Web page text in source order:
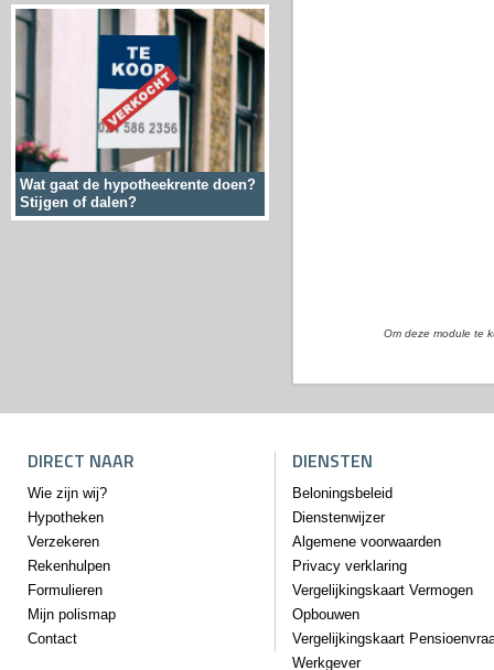
Wat gaat de hypotheekrente doen?
Stijgen of dalen?
Om deze module te
DIRECT NAAR
Wie zijn wij?
Hypotheken
Verzekeren
Rekenhulpen
Formulieren
Mijn polismap
Contact
DIENSTEN
Beloningsbeleid
Dienstenwijzer
Algemene voorwaarden
Privacy verklaring
Vergelijkingskaart Vermogen
Opbouwen
Vergelijkingskaart
Werkgever